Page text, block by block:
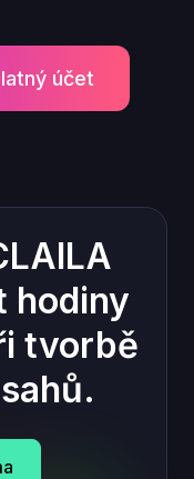
účet
hodiny
tvorbě